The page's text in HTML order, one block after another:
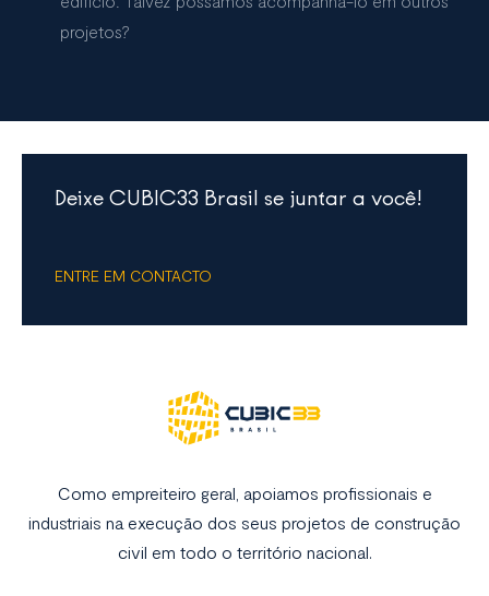
projetos?
Deixe CUBIC33 Brasil se juntar a você!
ENTRE EM CONTACTO
Como empreiteiro geral, apoiamos profissionais e
industriais na execução dos seus projetos de construção
civil em todo o território nacional.